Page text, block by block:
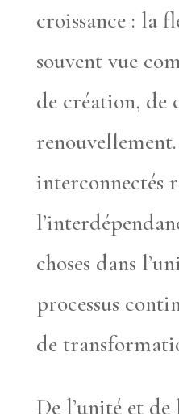
croissance : la
souvent vue
de création, de
interconnectés
choses dans
processus
de
De l’unité et